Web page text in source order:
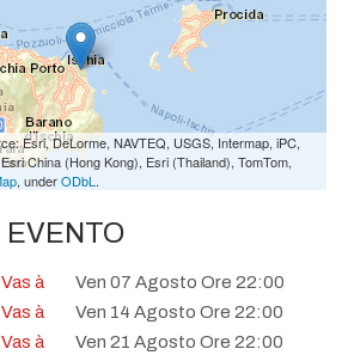
Esri, DeLorme, NAVTEQ, USGS, Intermap, iPC,
China (Hong Kong), Esri (Thailand), TomTom,
, underODbL.
EVENTO
à
Ven 07 Agosto Ore 22:00
à
Ven 14 Agosto Ore 22:00
à
Ven 21 Agosto Ore 22:00